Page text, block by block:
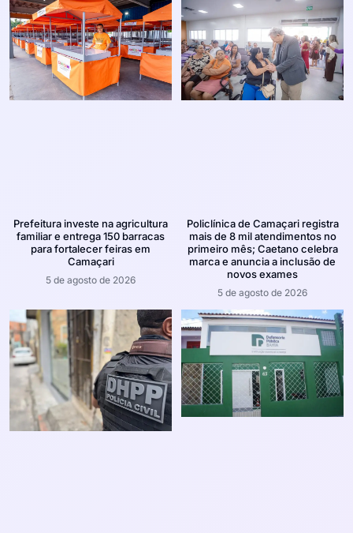
Prefeitura investe na agricultura
familiar e entrega 150 barracas
para fortalecer feiras em
Camaçari
5 de agosto de 2026
Policlínica de Camaçari registra
mais de 8 mil atendimentos no
primeiro mês; Caetano celebra
marca e anuncia a inclusão de
novos exames
5 de agosto de 2026